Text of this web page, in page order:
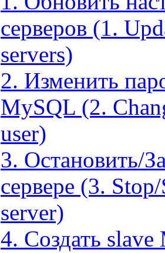
серверов (1.
servers)
2. Изменить
MySQL (2.
user)
3. Остановить/
сервере (3.
server)
4. Создать